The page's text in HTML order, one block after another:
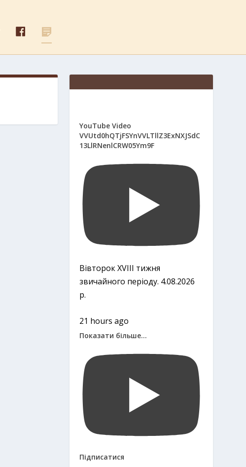
E
O
Д
Л
С
Щ
В
YouTube Video
VVUtd0hQTjFSYnVVLTllZ3ExNXJSdC
13LlRNenlCRW05Ym9F
Вівторок ХVІІІ тижня
звичайного періоду. 4.08.2026
р.
21 hours ago
Показати більше...
Підписатися